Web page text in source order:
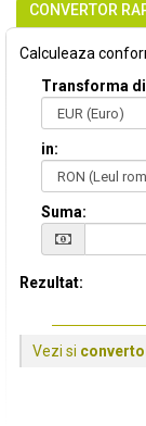
CONVERTOR
Calculeaza
Transforma
in:
Suma:
Rezultat:
Vezi si